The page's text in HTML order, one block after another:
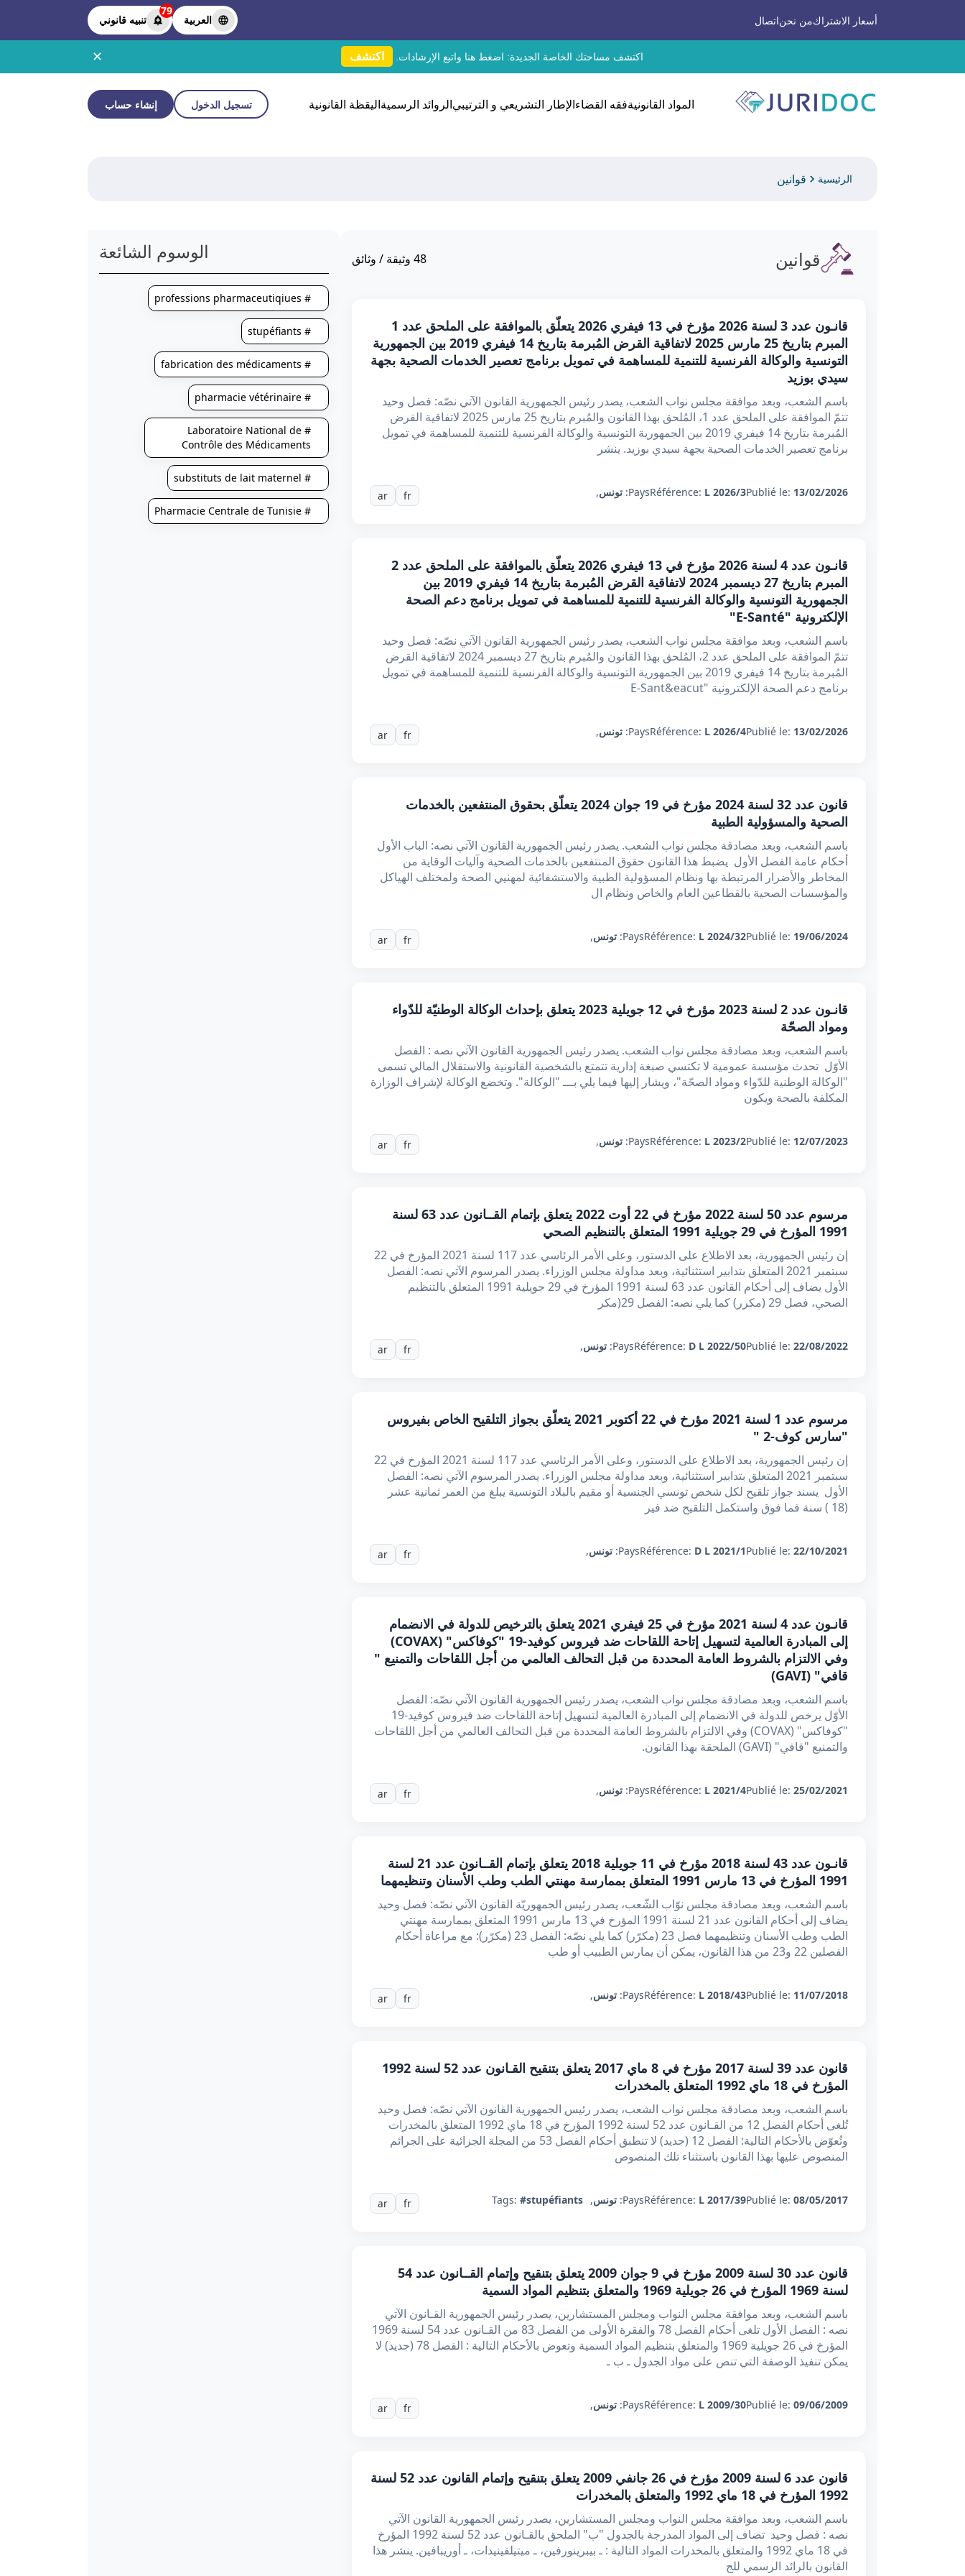
أسعار الاشتراكمن نحناتصال العربية
79
تنبيه قانوني
اكتشف مساحتك الخاصة الجديدة: اضغط هنا واتبع الإرشادات. اكتشف ✕
المواد القانونيةفقه القضاءالإطار التشريعي و الترتيبيالروائد الرسميةاليقظة القانونية تسجيل الدخول إنشاء حساب
الرئيسية قوانين
قوانين 48وثيقة / وثائق
قانـون عدد 3 لسنة 2026 مؤرخ في 13 فيفري 2026 يتعلّق بالموافقة على الملحق عدد 1
المبرم بتاريخ 25 مارس 2025 لاتفاقية القرض المُبرمة بتاريخ 14 فيفري 2019 بين الجمهورية
التونسية والوكالة الفرنسية للتنمية للمساهمة في تمويل برنامج تعصير الخدمات الصحية بجهة
سيدي بوزيد
باسم الشعب، وبعد موافقة مجلس نواب الشعب، يصدر رئيس الجمهورية القانون الآتي نصّه: فصل وحيد
تتمّ الموافقة على الملحق عدد 1، المُلحق بهذا القانون والمُبرم بتاريخ 25 مارس 2025 لاتفاقية القرض
المُبرمة بتاريخ 14 فيفري 2019 بين الجمهورية التونسية والوكالة الفرنسية للتنمية للمساهمة في تمويل
برنامج تعصير الخدمات الصحية بجهة سيدي بوزيد. ينشر
Publié le: 13/02/2026
Référence: L 2026/3
Pays: تونس,
fr
ar
قانـون عدد 4 لسنة 2026 مؤرخ في 13 فيفري 2026 يتعلّق بالموافقة على الملحق عدد 2
المبرم بتاريخ 27 ديسمبر 2024 لاتفاقية القرض المُبرمة بتاريخ 14 فيفري 2019 بين
الجمهورية التونسية والوكالة الفرنسية للتنمية للمساهمة في تمويل برنامج دعم الصحة
الإلكترونية "E-Santé"
باسم الشعب، وبعد موافقة مجلس نواب الشعب، يصدر رئيس الجمهورية القانون الآتي نصّه: فصل وحيد
تتمّ الموافقة على الملحق عدد 2، المُلحق بهذا القانون والمُبرم بتاريخ 27 ديسمبر 2024 لاتفاقية القرض
المُبرمة بتاريخ 14 فيفري 2019 بين الجمهورية التونسية والوكالة الفرنسية للتنمية للمساهمة في تمويل
برنامج دعم الصحة الإلكترونية "E-Sant&eacut
Publié le: 13/02/2026
Référence: L 2026/4
Pays: تونس,
fr
ar
قانون عدد 32 لسنة 2024 مؤرخ في 19 جوان 2024 يتعلّق بحقوق المنتفعين بالخدمات
الصحية والمسؤولية الطبية
باسم الشعب، وبعد مصادقة مجلس نواب الشعب. يصدر رئيس الجمهورية القانون الآتي نصه: الباب الأول
أحكام عامة الفصل الأول يضبط هذا القانون حقوق المنتفعين بالخدمات الصحية وآليات الوقاية من
المخاطر والأضرار المرتبطة بها ونظام المسؤولية الطبية والاستشفائية لمهنيي الصحة ولمختلف الهياكل
والمؤسسات الصحية بالقطاعين العام والخاص ونظام ال
Publié le: 19/06/2024
Référence: L 2024/32
Pays: تونس,
fr
ar
قانـون عدد 2 لسنة 2023 مؤرخ في 12 جويلية 2023 يتعلق بإحداث الوكالة الوطنيّة للدّواء
ومواد الصحّة
باسم الشعب، وبعد مصادقة مجلس نواب الشعب. يصدر رئيس الجمهورية القانون الآتي نصه : الفصل
الأوّل تحدث مؤسسة عمومية لا تكتسي صبغة إدارية تتمتع بالشخصية القانونية والاستقلال المالي تسمى
"الوكالة الوطنية للدّواء ومواد الصحّة"، ويشار إليها فيما يلي بـــ "الوكالة". وتخضع الوكالة لإشراف الوزارة
المكلفة بالصحة ويكون
Publié le: 12/07/2023
Référence: L 2023/2
Pays: تونس,
fr
ar
مرسوم عدد 50 لسنة 2022 مؤرخ في 22 أوت 2022 يتعلق بإتمام القــانون عدد 63 لسنة
1991 المؤرخ في 29 جويلية 1991 المتعلق بالتنظيم الصحي
إن رئيس الجمهورية، بعد الاطلاع على الدستور، وعلى الأمر الرئاسي عدد 117 لسنة 2021 المؤرخ في 22
سبتمبر 2021 المتعلق بتدابير استثنائية، وبعد مداولة مجلس الوزراء. يصدر المرسوم الآتي نصه: الفصل
الأول يضاف إلى أحكام القانون عدد 63 لسنة 1991 المؤرخ في 29 جويلية 1991 المتعلق بالتنظيم
الصحي، فصل 29 (مكرر) كما يلي نصه: الفصل 29(مكر
Publié le: 22/08/2022
Référence: D L 2022/50
Pays: تونس,
fr
ar
مرسوم عدد 1 لسنة 2021 مؤرخ في 22 أكتوبر 2021 يتعلّق بجواز التلقيح الخاص بفيروس
"سارس كوف-2 "
إن رئيس الجمهورية، بعد الاطلاع على الدستور، وعلى الأمر الرئاسي عدد 117 لسنة 2021 المؤرخ في 22
سبتمبر 2021 المتعلق بتدابير استثنائية، وبعد مداولة مجلس الوزراء. يصدر المرسوم الآتي نصه: الفصل
الأول يسند جواز تلقيح لكل شخص تونسي الجنسية أو مقيم بالبلاد التونسية يبلغ من العمر ثمانية عشر
(18 ) سنة فما فوق واستكمل التلقيح ضد فير
Publié le: 22/10/2021
Référence: D L 2021/1
Pays: تونس,
fr
ar
قانـون عدد 4 لسنة 2021 مؤرخ في 25 فيفري 2021 يتعلق بالترخيص للدولة في الانضمام
إلى المبادرة العالمية لتسهيل إتاحة اللقاحات ضد فيروس كوفيد-19 "كوفاكس" (COVAX)
وفي الالتزام بالشروط العامة المحددة من قبل التحالف العالمي من أجل اللقاحات والتمنيع "
قافي" (GAVI)
باسم الشعب، وبعد مصادقة مجلس نواب الشعب، يصدر رئيس الجمهورية القانون الآتي نصّه: الفصل
الأوّل يرخص للدولة في الانضمام إلى المبادرة العالمية لتسهيل إتاحة اللقاحات ضد فيروس كوفيد-19
"كوفاكس" (COVAX) وفي الالتزام بالشروط العامة المحددة من قبل التحالف العالمي من أجل اللقاحات
والتمنيع "قافي" (GAVI) الملحقة بهذا القانون.
Publié le: 25/02/2021
Référence: L 2021/4
Pays: تونس,
fr
ar
قانـون عدد 43 لسنة 2018 مؤرخ في 11 جويلية 2018 يتعلق بإتمام القــانون عدد 21 لسنة
1991 المؤرخ في 13 مارس 1991 المتعلق بممارسة مهنتي الطب وطب الأسنان وتنظيمهما
باسم الشعب، وبعد مصادقة مجلس نوّاب الشّعب، يصدر رئيس الجمهوريّة القانون الآتي نصّه: فصل وحيد
يضاف إلى أحكام القانون عدد 21 لسنة 1991 المؤرخ في 13 مارس 1991 المتعلق بممارسة مهنتي
الطب وطب الأسنان وتنظيمهما فصل 23 (مكرّر) كما يلي نصّه: الفصل 23 (مكرّر): مع مراعاة أحكام
الفصلين 22 و23 من هذا القانون، يمكن أن يمارس الطبيب أو طب
Publié le: 11/07/2018
Référence: L 2018/43
Pays: تونس,
fr
ar
قانون عدد 39 لسنة 2017 مؤرخ في 8 ماي 2017 يتعلق بتنقيح القـانون عدد 52 لسنة 1992
المؤرخ في 18 ماي 1992 المتعلق بالمخدرات
باسم الشعب، وبعد مصادقة مجلس نواب الشعب، يصدر رئيس الجمهورية القانون الآتي نصّه: فصل وحيد
تُلغى أحكام الفصل 12 من القـانون عدد 52 لسنة 1992 المؤرخ في 18 ماي 1992 المتعلق بالمخدرات
وتُعوّض بالأحكام التالية: الفصل 12 (جديد) لا تنطبق أحكام الفصل 53 من المجلة الجزائية على الجرائم
المنصوص عليها بهذا القانون باستثناء تلك المنصوص
Publié le: 08/05/2017
Référence: L 2017/39
Pays: تونس,
Tags: #stupéfiants
fr
ar
قانون عدد 30 لسنة 2009 مؤرخ في 9 جوان 2009 يتعلق بتنقيح وإتمام القــانون عدد 54
لسنة 1969 المؤرخ في 26 جويلية 1969 والمتعلق بتنظيم المواد السمية
باسم الشعب، وبعد موافقة مجلس النواب ومجلس المستشارين، يصدر رئيس الجمهورية القـانون الآتي
نصه : الفصل الأول تلغى أحكام الفصل 78 والفقرة الأولى من الفصل 83 من القـانون عدد 54 لسنة 1969
المؤرخ في 26 جويلية 1969 والمتعلق بتنظيم المواد السمية وتعوض بالأحكام التالية : الفصل 78 (جديد) لا
يمكن تنفيذ الوصفة التي تنص على مواد الجدول ـ ب ـ
Publié le: 09/06/2009
Référence: L 2009/30
Pays: تونس,
fr
ar
قانون عدد 6 لسنة 2009 مؤرخ في 26 جانفي 2009 يتعلق بتنقيح وإتمام القانون عدد 52 لسنة
1992 المؤرخ في 18 ماي 1992 والمتعلق بالمخدرات
باسم الشعب، وبعد موافقة مجلس النواب ومجلس المستشارين، يصدر رئيس الجمهورية القانون الآتي
نصه : فصل وحيد تضاف إلى المواد المدرجة بالجدول "ب" الملحق بالقـانون عدد 52 لسنة 1992 المؤرخ
في 18 ماي 1992 والمتعلق بالمخدرات المواد التالية : ـ بيبرينورفين، ـ ميتيلفينيدات، ـ أوريبافين. ينشر هذا
القانون بالرائد الرسمي للج
الوسوم الشائعة
# professions pharmaceutiqiues
# stupéfiants
# fabrication des médicaments
# pharmacie vétérinaire
# Laboratoire National de
Contrôle des Médicaments
# substituts de lait maternel
# Pharmacie Centrale de Tunisie